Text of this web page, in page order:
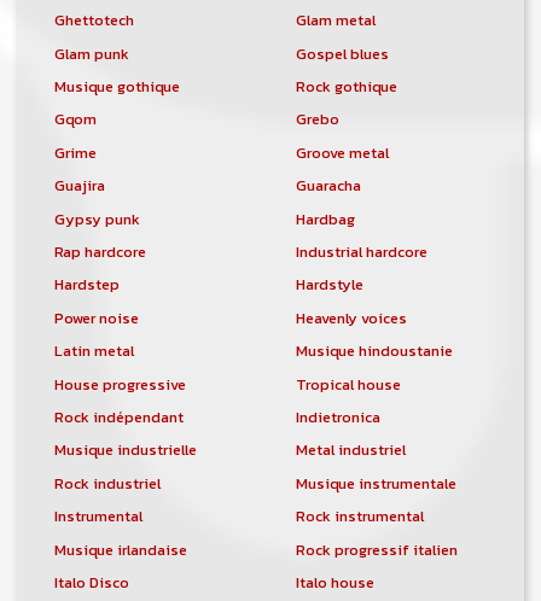
Ghettotech
Glam metal
Glam punk
Gospel blues
Musique gothique
Rock gothique
Gqom
Grebo
Grime
Groove metal
Guajira
Guaracha
Gypsy punk
Hardbag
Rap hardcore
Industrial hardcore
Hardstep
Hardstyle
Power noise
Heavenly voices
Latin metal
Musique hindoustanie
House progressive
Tropical house
Rock indépendant
Indietronica
Musique industrielle
Metal industriel
Rock industriel
Musique instrumentale
Instrumental
Rock instrumental
Musique irlandaise
Rock progressif italien
Italo Disco
Italo house
comptabilité sera totalement publique
visible directement sur le site.
Un nouveau service de petites annonces
pour musicien vous est proposé sur le
êtes musiciens ou un groupe, un
orchestre, DJ, etc... de chercher un/des
un DJ, etc...